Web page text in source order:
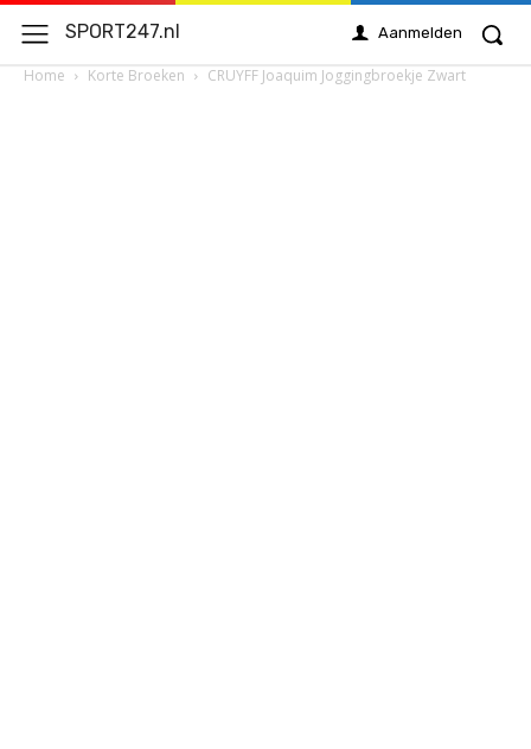
SPORT247.nl Aanmelden
Home Korte Broeken CRUYFF Joaquim Joggingbroekje Zwart